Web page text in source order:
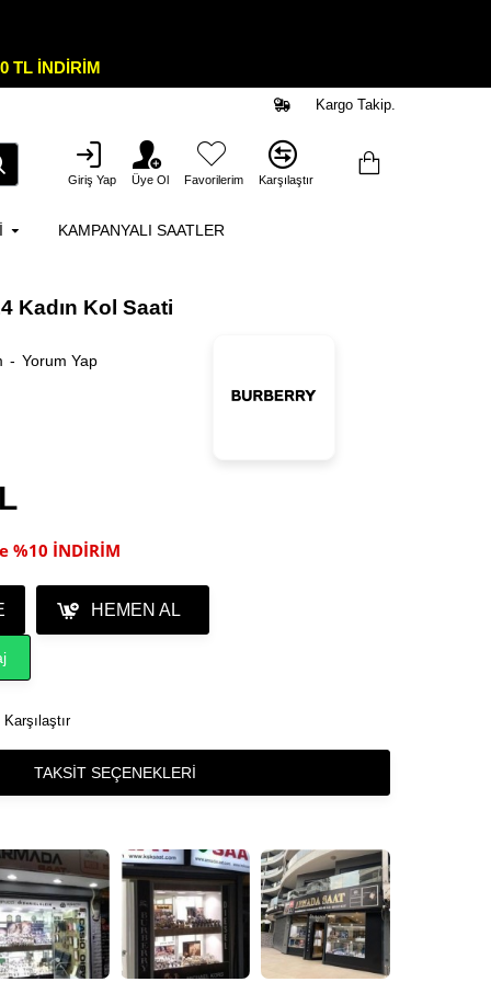
TL İNDİRİM
Kargo Takip.
Giriş Yap Üye Ol Favorilerim Karşılaştır
KAMPANYALI SAATLER
Kadın Kol Saati
- Yorum Yap
%10 İNDİRİM
HEMEN AL
Karşılaştır
TAKSIT SEÇENEKLERI